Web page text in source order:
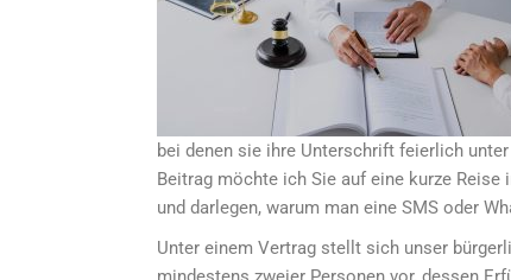
bei denen sie ihre Unterschrift feierlich
Beitrag möchte ich Sie auf eine kurze
und darlegen, warum man eine SMS oder
Unter einem Vertrag stellt sich unser